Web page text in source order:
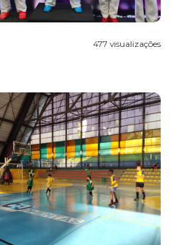
477 visualizações